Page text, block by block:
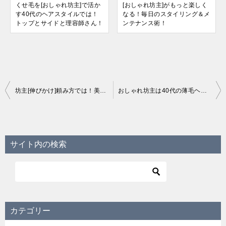
くせ毛を[おしゃれ坊主]で活か
す40代のヘアスタイルでは！
トップとサイドと理容師さん！
[おしゃれ坊主]がもっと楽しく
なる！毎日のスタイリング＆メ
ンテナンス術！
投
ビ
ゲ
ョ
ン
坊主[伸びかけ]頼み方では！美容室と理容室で違うの？ おしゃれ坊主は40代の薄毛ヘアにおススメする３つの理由では！
サイト内の検索
カテゴリー